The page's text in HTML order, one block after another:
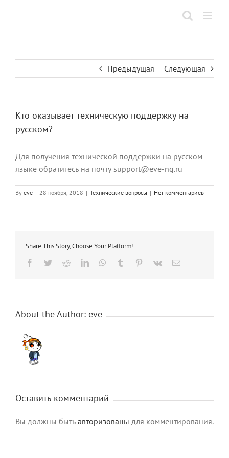
Предыдущая Следующая
Кто оказывает техническую поддержку на
русском?
Для получения технической поддержки на русском
языке обратитесь на почту support@eve-ng.ru
By eve | 28 ноября, 2018 | Технические вопросы | Нет комментариев
Share This Story, Choose Your Platform!
Facebook
TwitterRedditLinkedInWhatsApp
Tumblr Pinterest
Vk Email
About the Author: eve
Оставить комментарий
Вы должны быть авторизованы для комментирования.